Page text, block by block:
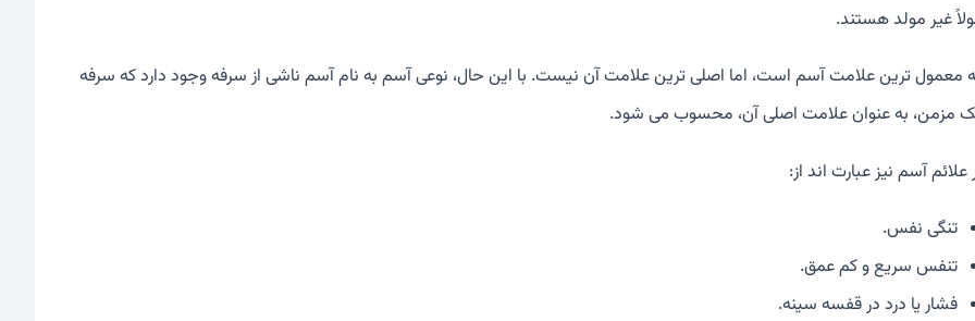
غیر مولد هستند.
معمول ترین علامت آسم است، اما اصلی ترین علامت آن نیست. با این حال، نوعی آسم به نام آسم ناشی از سرفه وجود دارد که سرفه
مزمن، به عنوان علامت اصلی آن، محسوب می شود.
علائم آسم نیز عبارت اند از:
تنگی نفس.
تنفس سریع و کم عمق.
فشار یا درد در قفسه سینه.